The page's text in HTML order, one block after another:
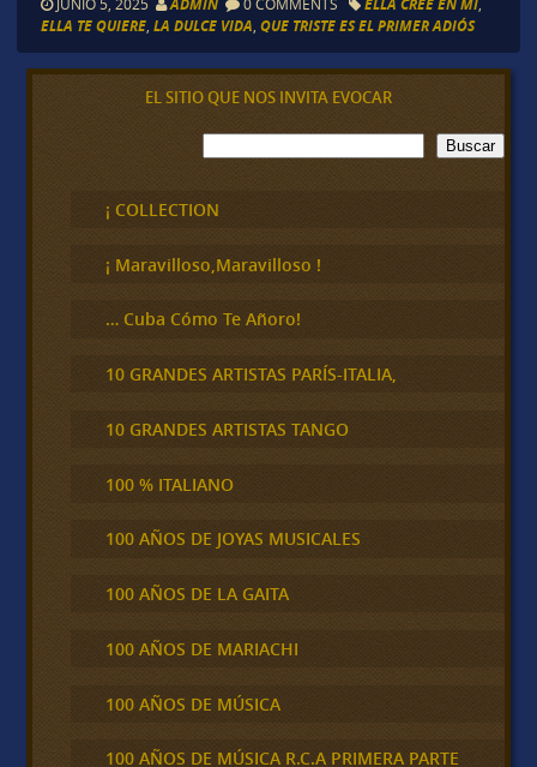
ADMIN ELLA CREE EN MI
ELLA TE QUIERE, LA DULCE VIDA QUE TRISTE ES EL PRIMER ADIÓS
EL SITIO QUE NOS INVITA EVOCAR
B
u
c
a
Buscar
¡ COLLECTION
¡ Maravilloso,Maravilloso !
… Cuba Cómo Te Añoro!
10 GRANDES ARTISTAS PARÍS-ITALIA,
10 GRANDES ARTISTAS TANGO
100 % ITALIANO
100 AÑOS DE JOYAS MUSICALES
100 AÑOS DE LA GAITA
100 AÑOS DE MARIACHI
100 AÑOS DE MÚSICA
100 AÑOS DE MÚSICA R.C.A PRIMERA PARTE